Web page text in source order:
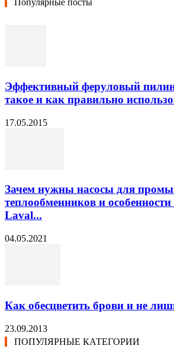
Популярные посты
Эффективный феруловый
такое и как правильно
17.05.2015
Зачем нужны насосы для
теплообменников и
Laval...
04.05.2021
Как обесцветить брови и не
23.09.2013
ПОПУЛЯРНЫЕ КАТЕГОРИИ